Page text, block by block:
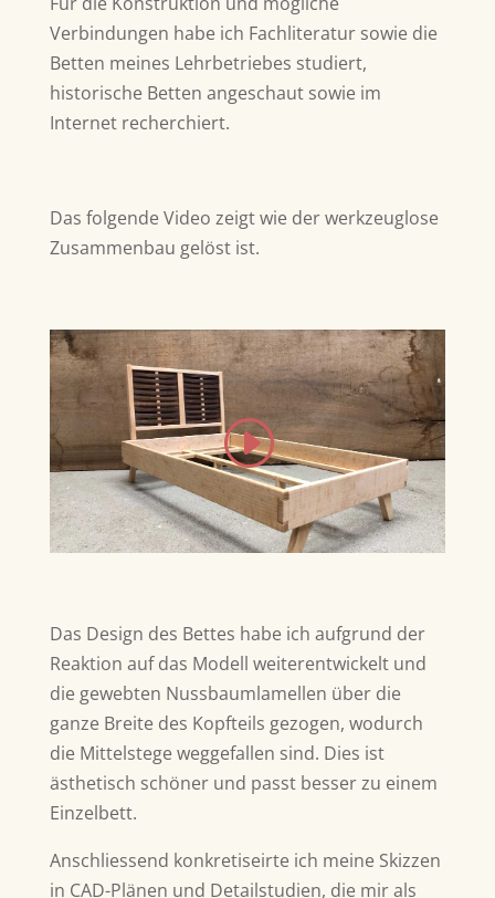
Verbindungen habe ich Fachliteratur sowie die
Betten meines Lehrbetriebes studiert,
historische Betten angeschaut sowie im
Internet recherchiert.
Das folgende Video zeigt wie der werkzeuglose
Zusammenbau gelöst ist.
Das Design des Bettes habe ich aufgrund der
Reaktion auf das Modell weiterentwickelt und
die gewebten Nussbaumlamellen über die
ganze Breite des Kopfteils gezogen, wodurch
die Mittelstege weggefallen sind. Dies ist
ästhetisch schöner und passt besser zu einem
Einzelbett.
Anschliessend konkretiseirte ich meine Skizzen
in CAD-Plänen und Detailstudien, die mir als